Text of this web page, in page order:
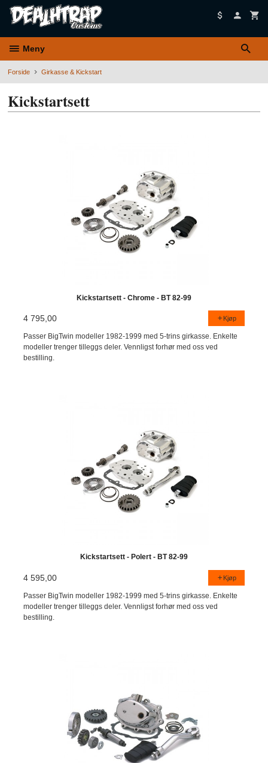
Meny
Forside Girkasse & Kickstart
Kickstartsett
Kickstartsett - Chrome - BT 82-99
4 795,00 Kjøp
Passer BigTwin modeller 1982-1999 med 5-trins girkasse. Enkelte
modeller trenger tilleggs deler. Vennligst forhør med oss ved
bestilling.
Kickstartsett - Polert - BT 82-99
4 595,00 Kjøp
Passer BigTwin modeller 1982-1999 med 5-trins girkasse. Enkelte
modeller trenger tilleggs deler. Vennligst forhør med oss ved
bestilling.